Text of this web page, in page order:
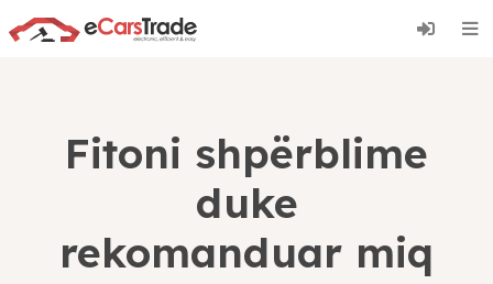
Instaloni aplikacionin web eCarsTrade, shtojeni
atë në Ekranin Kryesor dhe merrni përditësime
Fitoni shpërblime
duke
rekomanduar miq